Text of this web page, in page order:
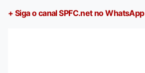
+ Siga o canal SPFC.net no WhatsApp